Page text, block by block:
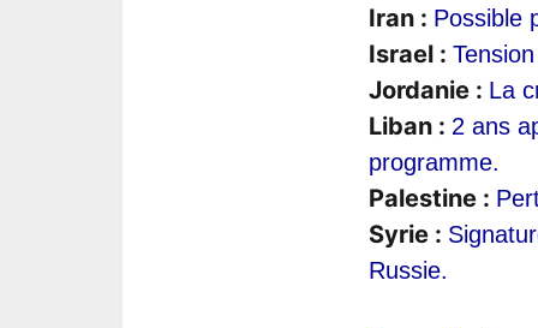
Iran : Possible
Israel :
Jordanie : La
Liban : 2 ans
programme.
Palestine :
Syrie :
Russie.